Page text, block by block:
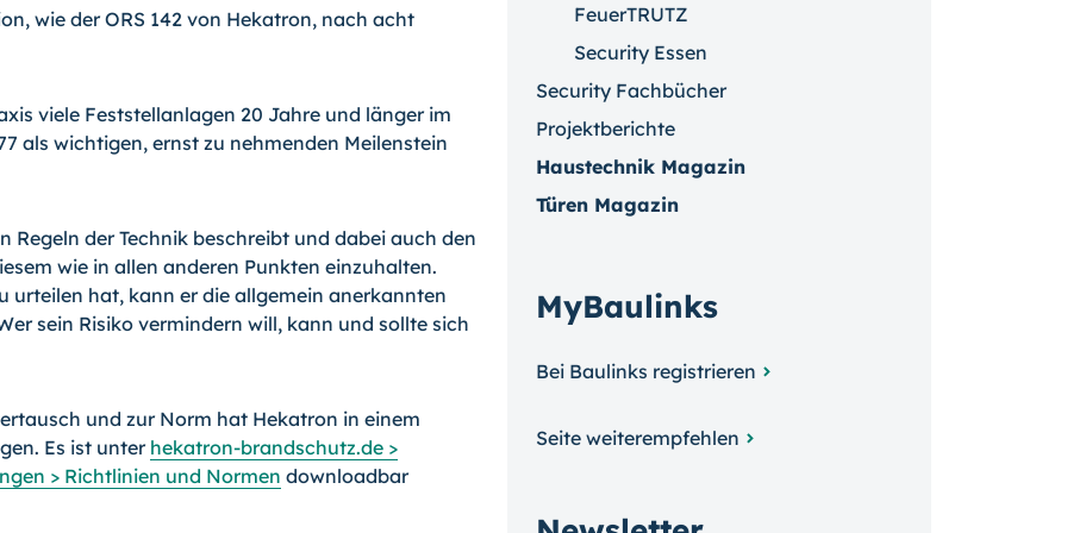
wie der ORS 142 von Hekatron, nach acht
viele Feststellanlagen 20 Jahre und länger im
als wichtigen, ernst zu nehmenden Meilenstein
Regeln der Technik beschreibt und dabei auch den
wie in allen anderen Punkten einzuhalten.
urteilen hat, kann er die allgemein anerkannten
sein Risiko vermindern will, kann und sollte sich
und zur Norm hat Hekatron in einem
Es ist unter hekatron-brandschutz.de >
> Richtlinien und Normen downloadbar
FeuerTRUTZ
Security Essen
Security Fachbücher
Projektberichte
Haustechnik Magazin
Türen Magazin
MyBaulinks
Bei Baulinks registrieren
Seite weiterempfehlen